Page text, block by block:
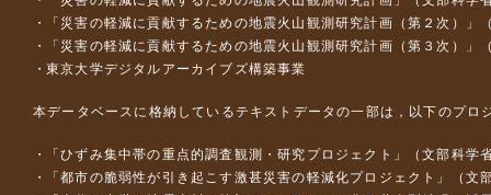
「災害の軽減に貢献するための地震火山観測研究計画（第２次）」
「災害の軽減に貢献するための地震火山観測研究計画（第３次）」
東京大学デジタルアーカイブズ構築事業
本データベースに格納しているテキストデータの一部は，以下のプロ
「ひずみ集中帯の重点的調査観測・研究プロジェクト」（文部科
「都市の脆弱性が引き起こす激甚災害の軽減化プロジェクト」（